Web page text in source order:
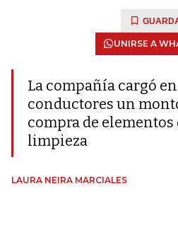
UNIRSE A
La compañía cargó
conductores un
compra de
limpieza
LAURA NEIRA MARCIALES